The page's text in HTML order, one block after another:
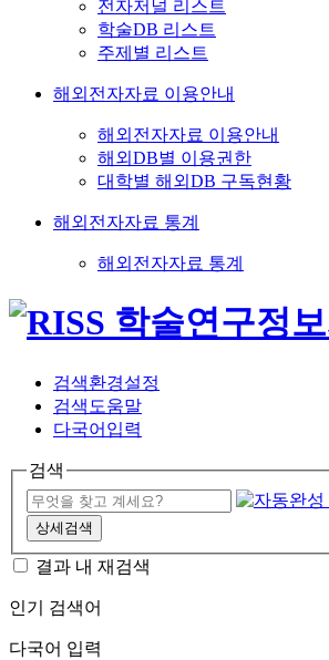
전자저널 리스트
학술DB 리스트
주제별 리스트
해외전자자료 이용안내
해외전자자료 이용안내
해외DB별 이용권한
대학별 해외DB 구독현황
해외전자자료 통계
해외전자자료 통계
검색환경설정
검색도움말
다국어입력
검색
상세검색
결과 내 재검색
인기 검색어
다국어 입력